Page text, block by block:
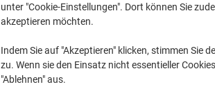
unter "Cookie-Einstellungen". Dort können Sie
akzeptieren möchten.
Indem Sie auf "Akzeptieren" klicken, stimmen Sie
zu. Wenn sie den Einsatz nicht essentieller
"Ablehnen" aus.